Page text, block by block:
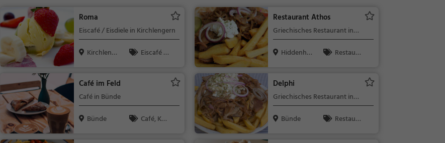
Roma
Eiscafé / Eisdiele in Kirchlengern
Kirchlenge
Eiscafé /
Restaurant Athos
Griechisches Restaurant in
Hiddenhausen
Hiddenha
Restaura
endessen
Café im Feld
Café in Bünde
Bünde
Café, Kaff
Delphi
Griechisches Restaurant in
Bünde
Bünde
Restaura